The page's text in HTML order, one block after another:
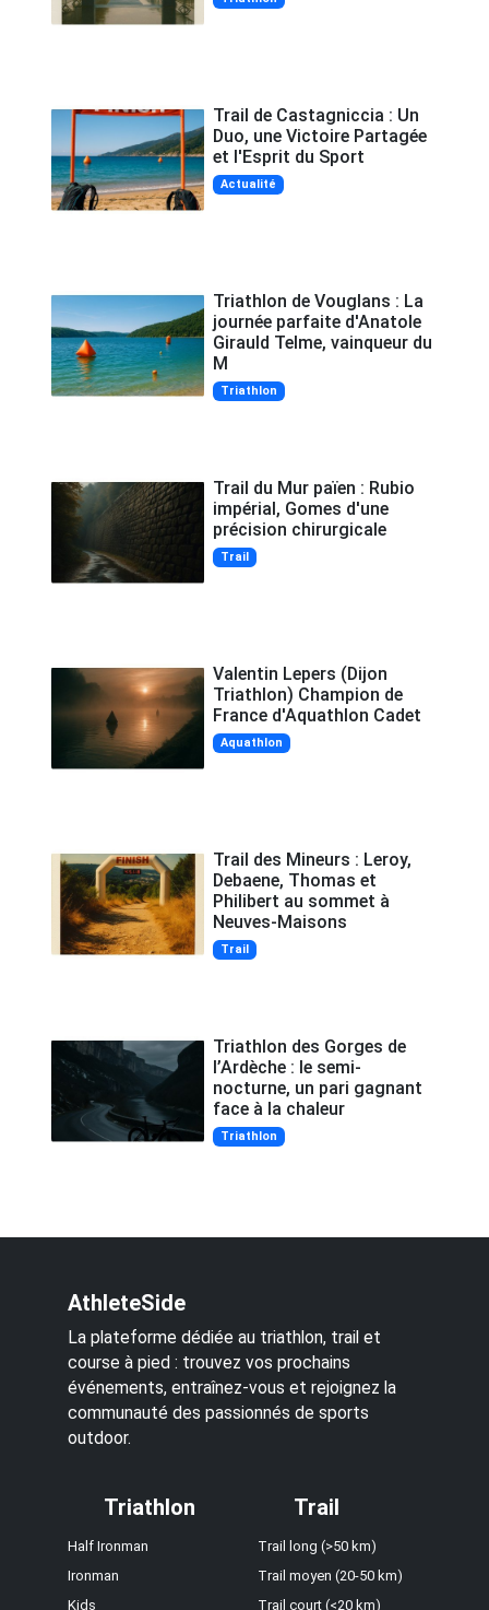
Trail de Castagniccia : Un
Duo, une Victoire Partagée
et l'Esprit du Sport
Actualité
Triathlon de Vouglans : La
journée parfaite d'Anatole
Girauld Telme, vainqueur du
M
Triathlon
Trail du Mur païen : Rubio
impérial, Gomes d'une
précision chirurgicale
Trail
Valentin Lepers (Dijon
Triathlon) Champion de
France d'Aquathlon Cadet
Aquathlon
Trail des Mineurs : Leroy,
Debaene, Thomas et
Philibert au sommet à
Neuves-Maisons
Trail
Triathlon des Gorges de
l’Ardèche : le semi-
nocturne, un pari gagnant
face à la chaleur
Triathlon
AthleteSide
La plateforme dédiée au triathlon, trail et
course à pied : trouvez vos prochains
événements, entraînez-vous et rejoignez la
communauté des passionnés de sports
outdoor.
Triathlon
Half Ironman
Ironman
Kids
Trail
Trail long (>50 km)
Trail moyen (20-50 km)
Trail court (<20 km)